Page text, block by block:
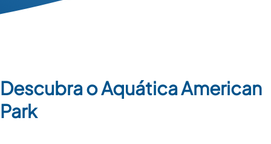
Descubra o Aquática American
Park